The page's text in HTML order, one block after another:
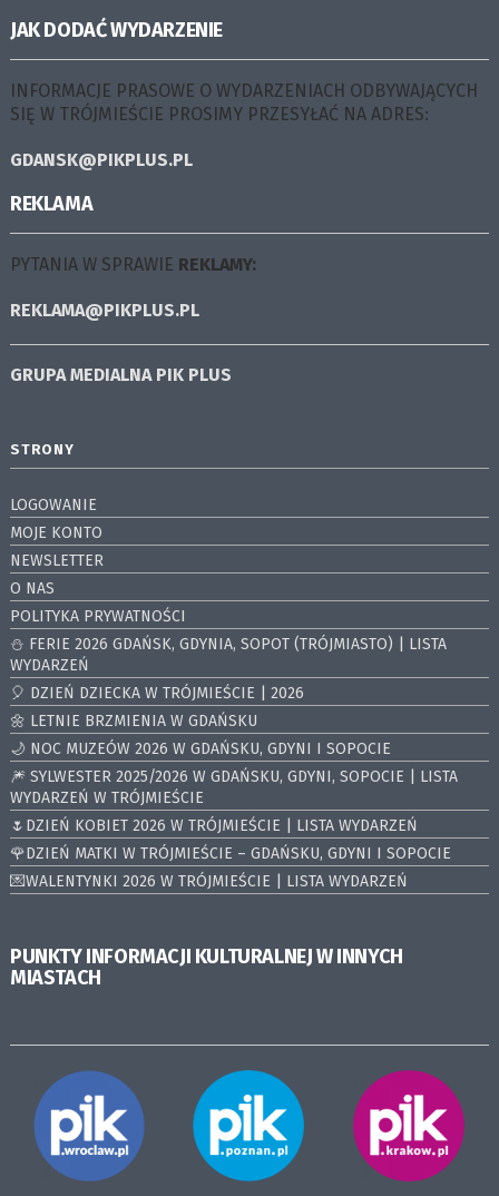
JAK DODAĆ WYDARZENIE
INFORMACJE PRASOWE O WYDARZENIACH ODBYWAJĄCYCH
SIĘ W TRÓJMIEŚCIE PROSIMY PRZESYŁAĆ NA ADRES:
GDANSK@PIKPLUS.PL
REKLAMA
PYTANIA W SPRAWIE REKLAMY:
REKLAMA@PIKPLUS.PL
GRUPA MEDIALNA PIK PLUS
STRONY
LOGOWANIE
MOJE KONTO
NEWSLETTER
O NAS
POLITYKA PRYWATNOŚCI
⛄️ FERIE 2026 GDAŃSK, GDYNIA, SOPOT (TRÓJMIASTO) | LISTA
WYDARZEŃ
🎈 DZIEŃ DZIECKA W TRÓJMIEŚCIE | 2026
🌼 LETNIE BRZMIENIA W GDAŃSKU
🌙 NOC MUZEÓW 2026 W GDAŃSKU, GDYNI I SOPOCIE
🎆 SYLWESTER 2025/2026 W GDAŃSKU, GDYNI, SOPOCIE | LISTA
WYDARZEŃ W TRÓJMIEŚCIE
🌷DZIEŃ KOBIET 2026 W TRÓJMIEŚCIE | LISTA WYDARZEŃ
🌹DZIEŃ MATKI W TRÓJMIEŚCIE – GDAŃSKU, GDYNI I SOPOCIE
💌WALENTYNKI 2026 W TRÓJMIEŚCIE | LISTA WYDARZEŃ
PUNKTY INFORMACJI KULTURALNEJ W INNYCH
MIASTACH